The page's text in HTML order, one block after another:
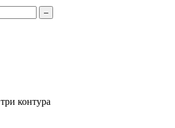
–
три контура